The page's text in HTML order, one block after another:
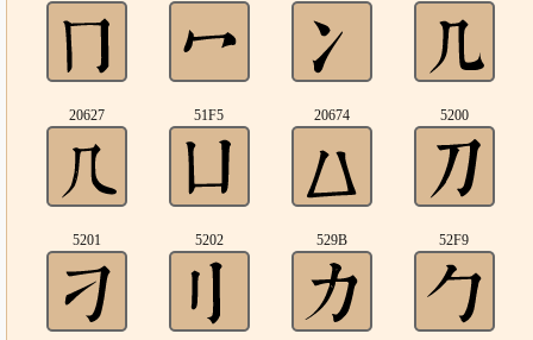
20627 51F5 20674 5200
5201 5202 529B 52F9